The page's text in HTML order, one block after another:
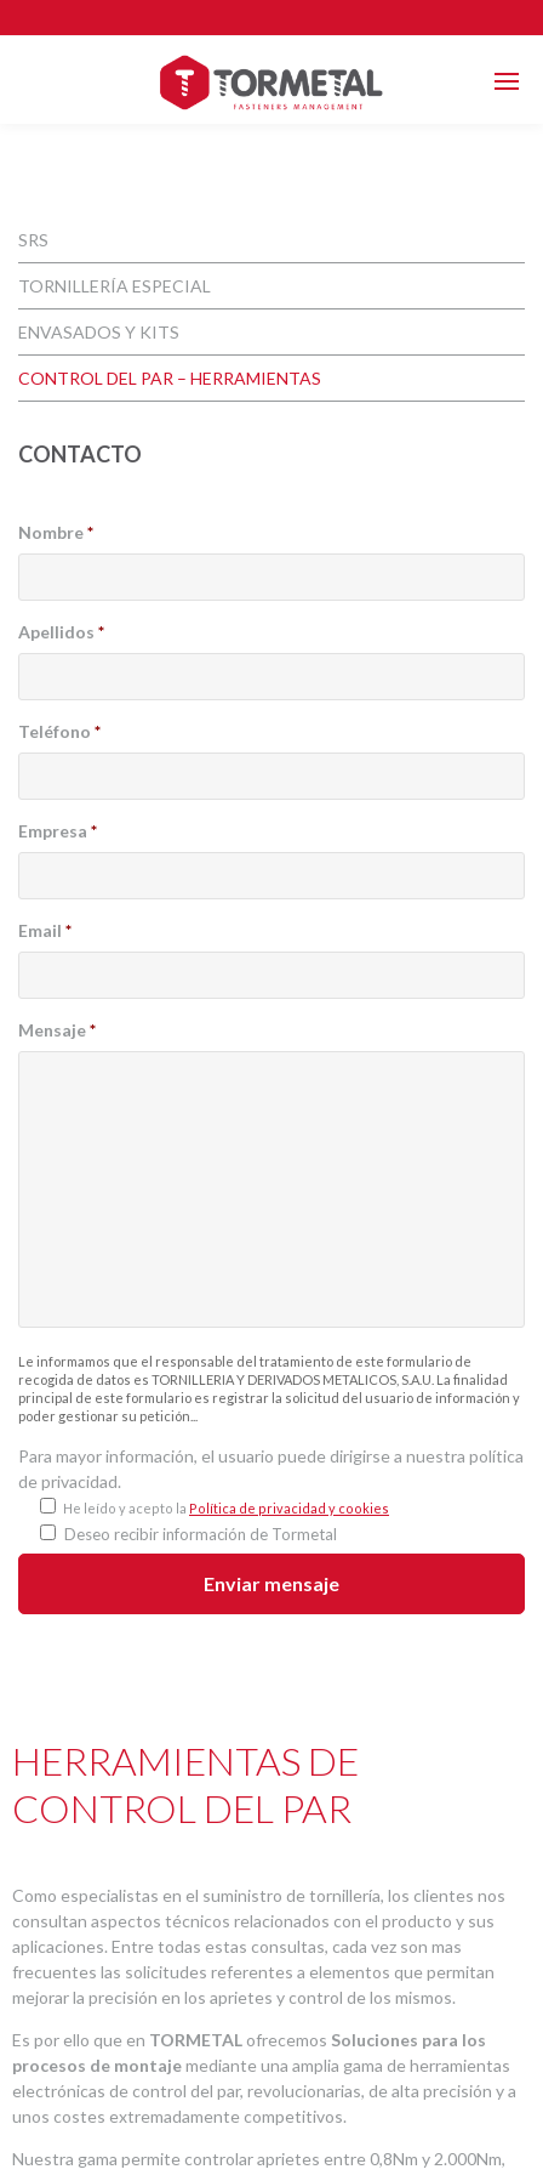
SRS
TORNILLERÍA ESPECIAL
ENVASADOS Y KITS
CONTROL DEL PAR – HERRAMIENTAS
CONTACTO
Nombre*
Apellidos *
Teléfono *
Empresa *
Email *
Mensaje*
Le informamos que el responsable del tratamiento de este formulario de
recogida de datos es TORNILLERIA Y DERIVADOS METALICOS, S.A.U. La finalidad
principal de este formulario es registrar la solicitud del usuario de información y
poder gestionar su petición...
Para mayor información, el usuario puede dirigirse a nuestra política
de privacidad.
He leído y acepto la Política de privacidad y cookies
Deseo recibir información de Tormetal
HERRAMIENTAS DE
CONTROL DEL PAR
Como especialistas en el suministro de tornillería, los clientes nos
consultan aspectos técnicos relacionados con el producto y sus
aplicaciones. Entre todas estas consultas, cada vez son mas
frecuentes las solicitudes referentes a elementos que permitan
mejorar la precisión en los aprietes y control de los mismos.
Es por ello que en TORMETAL ofrecemos Soluciones para los
procesos de montajemediante una amplia gama de herramientas
electrónicas de control del par, revolucionarias, de alta precisión y a
unos costes extremadamente competitivos.
Nuestra gama permite controlar aprietes entre 0,8Nm y 2.000Nm,